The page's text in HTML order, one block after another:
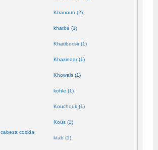
cocida
Khanoun (2)
khatbé (1)
Khatibecsir (1)
Khazindar (1)
Khowals (1)
kohle (1)
Kouchouk (1)
Koûs (1)
ktab (1)